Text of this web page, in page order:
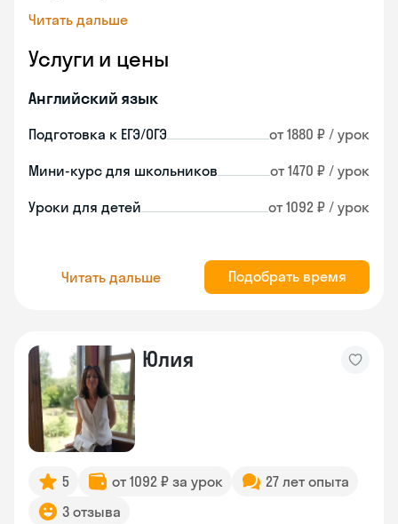
Читать дальше
Услуги и цены
Английский язык
Подготовка к ЕГЭ/ОГЭ от 1880 ₽ / урок
Мини-курс для школьников от 1470 ₽ / урок
Уроки для детей от 1092 ₽ / урок
Читать дальше Подобрать время
Юлия
5 от 1092 ₽ за урок
27 лет опыта
3 отзыва